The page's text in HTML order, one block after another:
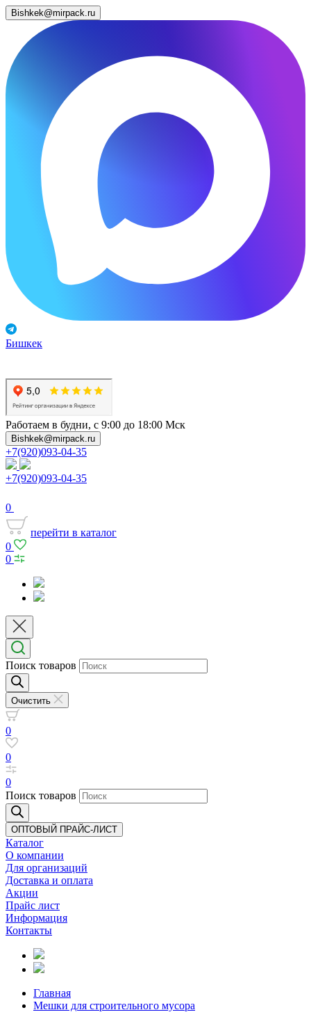
Bishkek@mirpack.ru
Бишкек
Работаем в будни, с 9:00 до 18:00 Мск
Bishkek@mirpack.ru
+7(920)093-04-35
+7(920)093-04-35
0
перейти в каталог
0
0
Поиск товаров
Очистить
0
0
0
Поиск товаров
ОПТОВЫЙ ПРАЙС-ЛИСТ
Каталог
О компании
Для организаций
Доставка и оплата
Акции
Прайс лист
Информация
Контакты
Главная
Мешки для строительного мусора